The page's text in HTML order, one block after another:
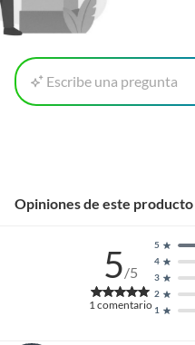
Escribe una pregunta
Opiniones de este producto
5/5
1 comentario 1
2
3
4
5